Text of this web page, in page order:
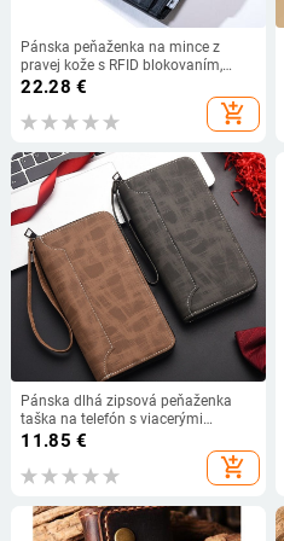
Pánska peňaženka na mince z
pravej kože s RFID blokovaním,
pánska kožená peňaženka, držiak
kreditnej karty, peňaženka na
peniaze
22.28 €
add_shopping_cart
Pánska dlhá zipsová peňaženka
taška na telefón s viacerými
priehradkami na karty a veľkou
kapacitou, PU koža, model 9061-4,
štýl biznis dochádzka, vodeodolná
11.85 €
add_shopping_cart